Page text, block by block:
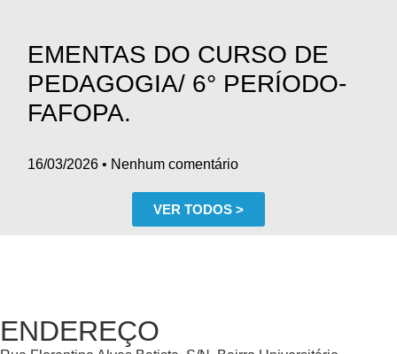
EMENTAS DO CURSO DE
PEDAGOGIA/ 6° PERÍODO-
FAFOPA.
16/03/2026 Nenhum comentário
VER TODOS >
ENDEREÇO